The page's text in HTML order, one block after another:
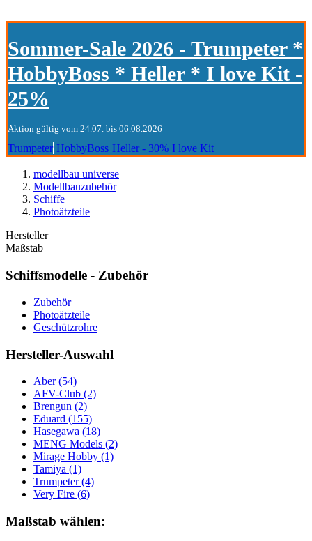
Sommer-Sale 2026 - Trumpeter *
HobbyBoss * Heller * I love Kit -
25%
Aktion gültig vom 24.07. bis 06.08.2026
Trumpeter HobbyBoss Heller - 30% I love Kit
modellbau universe
Modellbauzubehör
Schiffe
Photoätzteile
Hersteller
Maßstab
Schiffsmodelle - Zubehör
Zubehör
Photoätzteile
Geschützrohre
Hersteller-Auswahl
Aber(54)
AFV-Club (2)
Brengun (2)
Eduard (155)
Hasegawa (18)
MENG Models (2)
Mirage Hobby (1)
Tamiya (1)
Trumpeter(4)
Very Fire (6)
Maßstab wählen: